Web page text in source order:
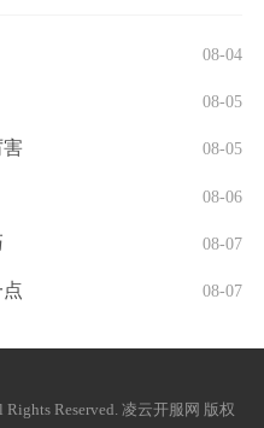
08-04
08-05
害 08-05
08-06
08-07
08-07
Reserved. 凌云开服网 版权